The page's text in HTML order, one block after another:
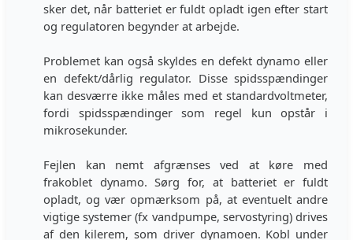
sker det, når batteriet er fuldt opladt igen efter start
og regulatoren begynder at arbejde.
Problemet kan også skyldes en defekt dynamo eller
en defekt/dårlig regulator. Disse spidsspændinger
kan desværre ikke måles med et standardvoltmeter,
fordi spidsspændinger som regel kun opstår i
mikrosekunder.
Fejlen kan nemt afgrænses ved at køre med
frakoblet dynamo. Sørg for, at batteriet er fuldt
opladt, og vær opmærksom på, at eventuelt andre
vigtige systemer (fx vandpumpe, servostyring) drives
af den kilerem, som driver dynamoen. Kobl under